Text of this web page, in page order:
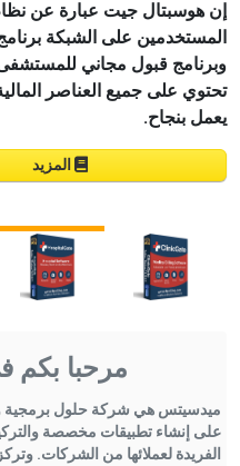
إن هوسبتال جيت عبارة عن
المستخدمين على الشبكة برنامج
وبرنامج قبول مجاني
تحتوي على جميع العناصر
يعمل بنجاح.
المزيد
مرحبا بكم
ميدسيتس هي شركة حلول برمجية
على إنشاء تطبيقات مخصصة
الفريدة لعملائها من الشركات.